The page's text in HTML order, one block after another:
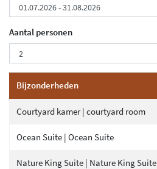
Aantal personen
Bijzonderheden
Courtyard kamer | courtyard room
Ocean Suite | Ocean Suite
Nature King Suite | Nature King Suite